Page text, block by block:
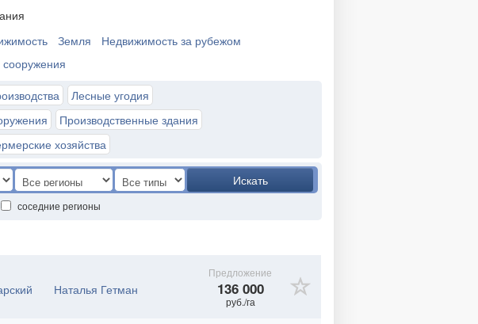
Земля
Недвижимость за рубежом
Лесные угодия
Производственные здания
хозяйства
Искать
соседние регионы
Предложение
136 000
руб./га
Наталья Гетман